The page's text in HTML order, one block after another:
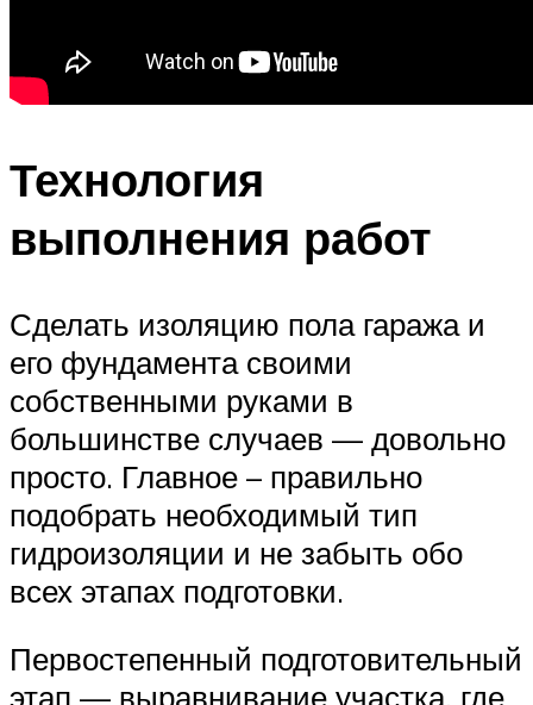
Технология
выполнения работ
Сделать изоляцию пола гаража и
его фундамента своими
собственными руками в
большинстве случаев — довольно
просто. Главное – правильно
подобрать необходимый тип
гидроизоляции и не забыть обо
всех этапах подготовки.
Первостепенный подготовительный
этап — выравнивание участка, где